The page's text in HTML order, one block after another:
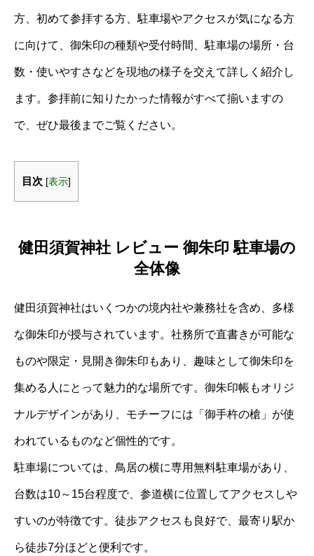
方、初めて参拝する方、駐車場やアクセスが気になる方
に向けて、御朱印の種類や受付時間、駐車場の場所・台
数・使いやすさなどを現地の様子を交えて詳しく紹介し
ます。参拝前に知りたかった情報がすべて揃いますの
で、ぜひ最後までご覧ください。
目次 [表示]
健田須賀神社 レビュー 御朱印 駐車場の
全体像
健田須賀神社はいくつかの境内社や兼務社を含め、多様
な御朱印が授与されています。社務所で直書きが可能な
ものや限定・見開き御朱印もあり、趣味として御朱印を
集める人にとって魅力的な場所です。御朱印帳もオリジ
ナルデザインがあり、モチーフには「御手杵の槍」が使
われているものなど個性的です。
駐車場については、鳥居の横に専用無料駐車場があり、
台数は10～15台程度で、参道横に位置してアクセスしや
すいのが特徴です。徒歩アクセスも良好で、最寄り駅か
ら徒歩7分ほどと便利です。